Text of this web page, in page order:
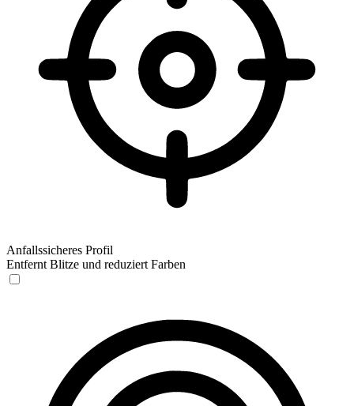
Anfallssicheres Profil
Entfernt Blitze und reduziert Farben